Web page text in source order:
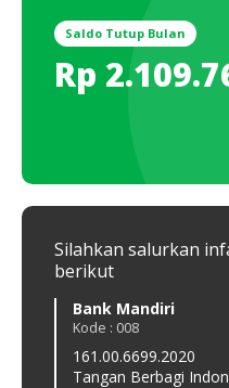
Saldo Tutup Bulan
Rp
Silahkan salurkan
berikut
Bank Mandiri
Kode : 008
161.00.6699.2020
Tangan Berbagi